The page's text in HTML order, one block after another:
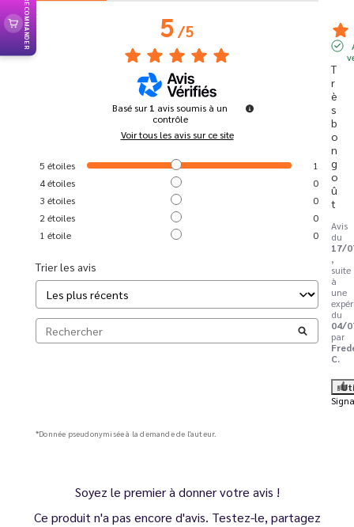
5/5
Basé sur1 avis soumis à un
contrôle
Voir tous les avis sur ce site
5 étoiles
1
4étoiles
0
3 étoiles
0
2étoiles
0
1 étoile 0
Trier les avis
T
r
è
s
b
o
n
g
o
û
t
Avis
du
17/
,
suite
à
une
du
04/
par
C.
*Donnée pseudonymisée à la demande de l'auteur.
Soyez le premier à donner votre avis !
Ce produit n'a pas encore d'avis. Testez-le, partagez
RECOMMANDER